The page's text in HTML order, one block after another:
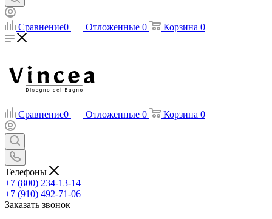
Сравнение0 Отложенные 0 Корзина 0
Сравнение0 Отложенные 0 Корзина 0
Телефоны
+7 (800) 234-13-14
+7 (910) 492-71-06
Заказать звонок